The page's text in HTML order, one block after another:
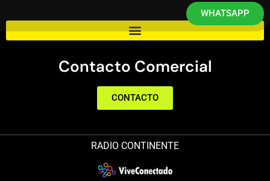
Contacto Comercial
CONTACTO
RADIO CONTINENTE
WHATSAPP